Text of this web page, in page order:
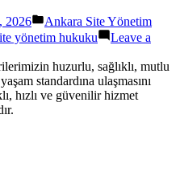
2026
Posted
in
Ankara Site Yönetim
yönetim hukuku
Leave a
huzurlu, sağlıklı, mutlu
standardına ulaşmasını
hızlı ve güvenilir hizmet